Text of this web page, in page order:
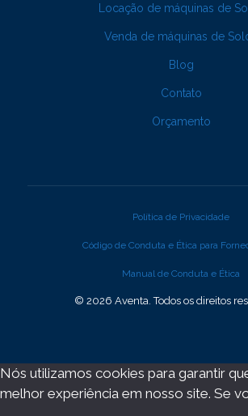
Locação de máquinas de
Venda de máquinas de
Blog
Contato
Orçamento
© 2026 Aventa. Todos os direitos
Política de Privacidade
Código de Conduta e Ética para
Manual de Conduta e Ética
Nós utilizamos cookies para garantir
melhor experiência em nosso site. Se